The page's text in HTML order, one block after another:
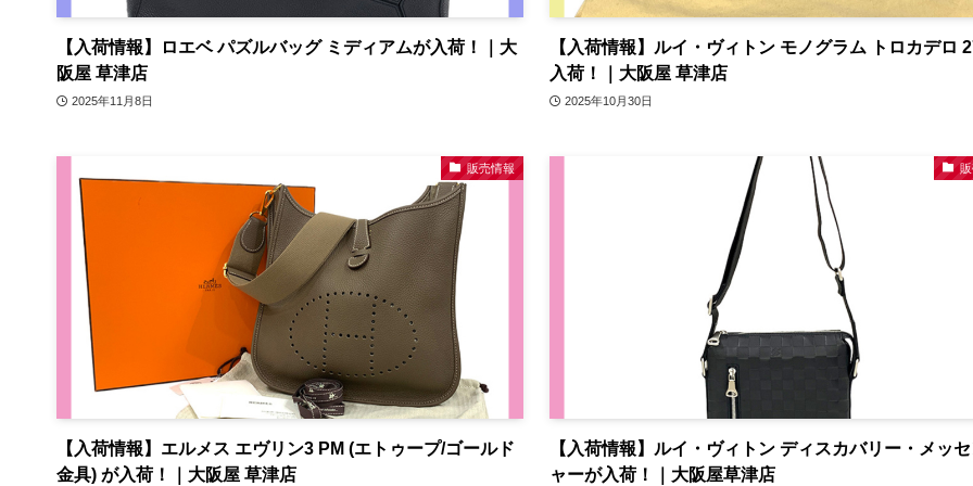
【入荷情報】ロエベ パズルバッグ ミディアムが入荷！｜大
阪屋 草津店
2025年11月8日
【入荷情報】ルイ・ヴィトン モノグラム トロカデロ
入荷！｜大阪屋 草津店
2025年10月30日
販売情報
【入荷情報】エルメス エヴリン3 PM (エトゥープ/ゴールド
金具) が入荷！｜大阪屋 草津店
【入荷情報】ルイ・ヴィトン ディスカバリー・メッ
ャーが入荷！｜大阪屋草津店